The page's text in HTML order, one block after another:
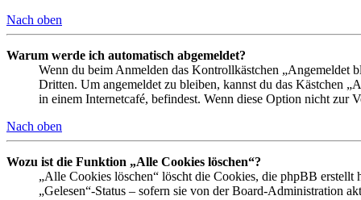
Nach oben
Warum werde ich automatisch abgemeldet?
Wenn du beim Anmelden das Kontrollkästchen „Angemeldet
Dritten. Um angemeldet zu bleiben, kannst du das Kästchen
in einem Internetcafé, befindest. Wenn diese Option nicht zur
Nach oben
Wozu ist die Funktion „Alle Cookies löschen“?
„Alle Cookies löschen“ löscht die Cookies, die phpBB
„Gelesen“-Status – sofern sie von der Board-Administration